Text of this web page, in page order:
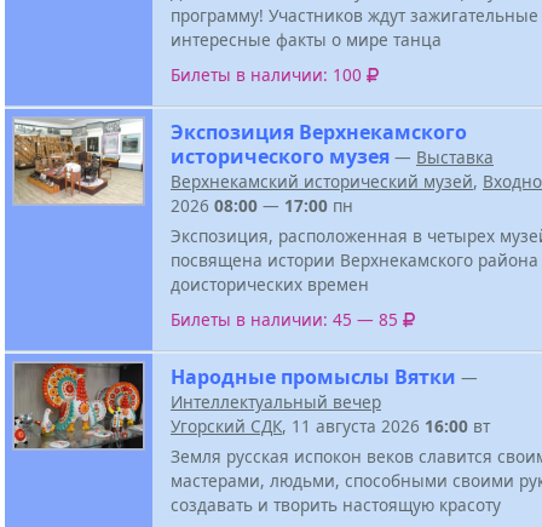
программу! Участников ждут
интересные факты о мире танца
Билеты в наличии: 100
Экспозиция Верхнекамского
исторического музея — Выставка
Верхнекамский исторический музей,
2026 08:00 — 17:00 пн
Экспозиция, расположенная в четырех
посвящена истории Верхнекамского района
доисторических времен
Билеты в наличии: 45 — 85
Народные промыслы Вятки —
Интеллектуальный вечер
Угорский СДК, 11 августа 2026 16:00 вт
Земля русская испокон веков славится
мастерами, людьми, способными своими
создавать и творить настоящую красоту